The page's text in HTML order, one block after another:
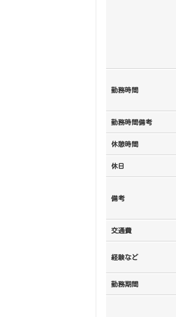
勤務時間
勤務時間備考
休憩時間
休日
備考
交通費
経験など
勤務期間